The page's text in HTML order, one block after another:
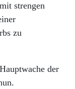
strengen
zu
der